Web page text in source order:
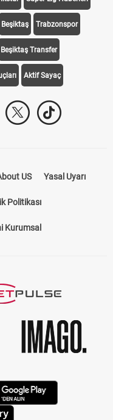
Süper Lig Haberleri
Beşiktaş Trabzonspor
Beşiktaş Transfer
Aktif Sayaç